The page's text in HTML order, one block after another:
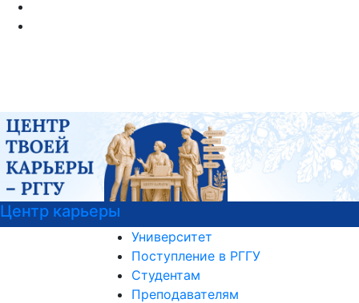
карьеры
Университет
Поступление в РГГУ
Студентам
Преподавателям